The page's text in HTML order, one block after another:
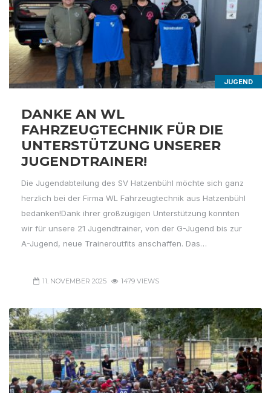
JUGEND
DANKE AN WL
FAHRZEUGTECHNIK FÜR DIE
UNTERSTÜTZUNG UNSERER
JUGENDTRAINER!
Die Jugendabteilung des SV Hatzenbühl möchte sich ganz
herzlich bei der Firma WL Fahrzeugtechnik aus Hatzenbühl
bedanken!Dank ihrer großzügigen Unterstützung konnten
wir für unsere 21 Jugendtrainer, von der G-Jugend bis zur
A-Jugend, neue Traineroutfits anschaffen. Das…
11. NOVEMBER 2025 1479 VIEWS